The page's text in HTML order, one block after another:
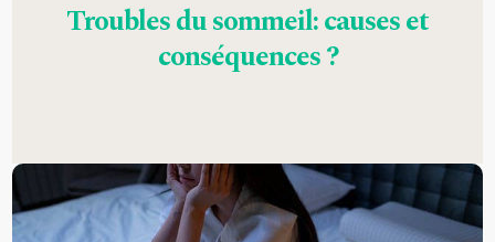
Troubles du sommeil: causes et
conséquences ?